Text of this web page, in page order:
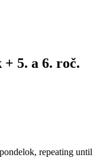
5. a 6. roč.
repeating until